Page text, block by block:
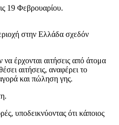
19 Φεβρουαρίου.
στην Ελλάδα σχεδόν
έρχονται αιτήσεις από άτομα
αιτήσεις, αναφέρει το
και πώληση γης.
υποδεικνύοντας ότι κάποιος